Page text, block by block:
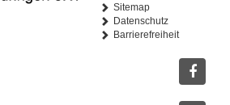
Sitemap
Datenschutz
Barrierefreiheit